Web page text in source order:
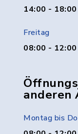
14:00 - 18:00
Freitag
08:00 - 12:00
anderen
Montag bis